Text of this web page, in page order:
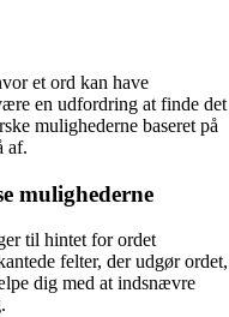
et ord kan have
en udfordring at finde det
mulighederne baseret på
af.
mulighederne
til hintet for ordet
felter, der udgør ordet,
dig med at indsnævre